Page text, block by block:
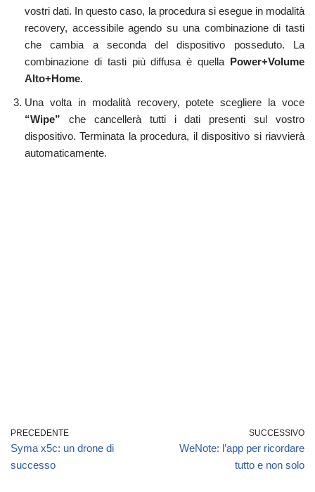
vostri dati. In questo caso, la procedura si esegue in modalità
recovery, accessibile agendo su una combinazione di tasti
che cambia a seconda del dispositivo posseduto. La
combinazione di tasti più diffusa è quella Power+Volume
Alto+Home.
Una volta in modalità recovery, potete scegliere la voce
“Wipe” che cancellerà tutti i dati presenti sul vostro
dispositivo. Terminata la procedura, il dispositivo si riavvierà
automaticamente.
PRECEDENTE
Syma x5c: un drone di
successo
SUCCESSIVO
WeNote: l’app per ricordare
tutto e non solo